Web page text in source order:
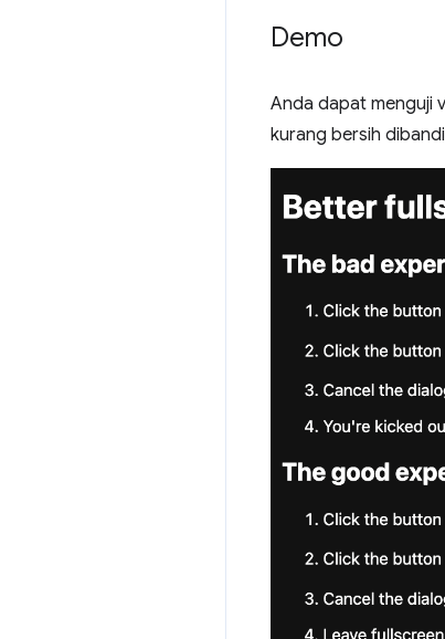
Demo
Anda dapat menguji
kurang bersih